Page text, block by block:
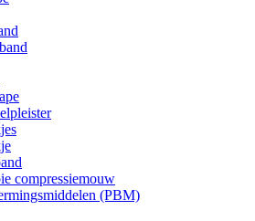
compressiemouw
(PBM)